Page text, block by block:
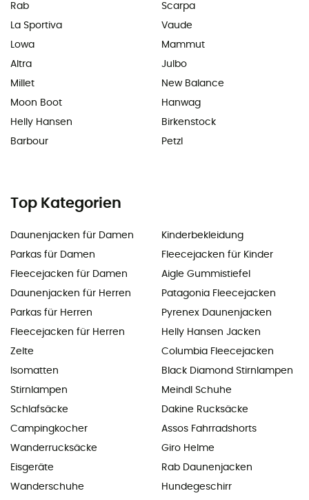
Rab
La Sportiva
Lowa
Altra
Millet
Moon Boot
Helly Hansen
Barbour
Scarpa
Vaude
Mammut
Julbo
New Balance
Hanwag
Birkenstock
Petzl
Top Kategorien
Daunenjacken für Damen
Parkas für Damen
Fleecejacken für Damen
Daunenjacken für Herren
Parkas für Herren
Fleecejacken für Herren
Zelte
Isomatten
Stirnlampen
Schlafsäcke
Campingkocher
Wanderrucksäcke
Eisgeräte
Wanderschuhe
Kinderbekleidung
Fleecejacken für Kinder
Aigle Gummistiefel
Patagonia Fleecejacken
Pyrenex Daunenjacken
Helly Hansen Jacken
Columbia Fleecejacken
Black Diamond Stirnlampen
Meindl Schuhe
Dakine Rucksäcke
Assos Fahrradshorts
Giro Helme
Rab Daunenjacken
Hundegeschirr